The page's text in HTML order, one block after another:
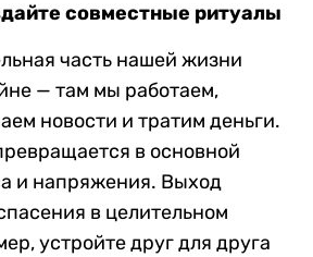
совместные ритуалы
часть нашей жизни
— там мы работаем,
новости и тратим деньги.
в основной
и напряжения. Выход
в целительном
устройте друг для друга